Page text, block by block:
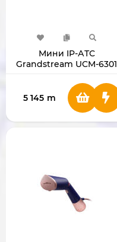
Мини IP-АТС
Grandstream UCM-6301
5 145 m